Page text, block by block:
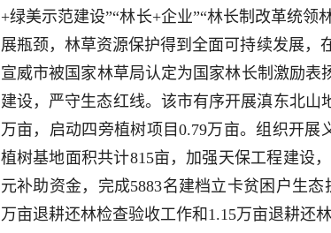
+绿美示范建设”“林长+企业”“林长制改革统
展瓶颈，林草资源保护得到全面可持续发展，
宣威市被国家林草局认定为国家林长制激励表
建设，严守生态红线。该市有序开展滇东北山
万亩，启动四旁植树项目0.79万亩。组织开
植树基地面积共计815亩，加强天保工程建设
元补助资金，完成5883名建档立卡贫困户生
万亩退耕还林检查验收工作和1.15万亩退耕还